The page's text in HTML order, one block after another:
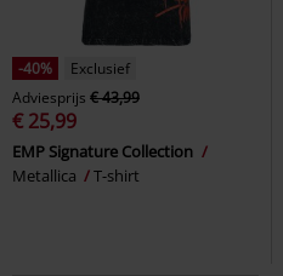
-40%
Exclusief
Adviesprijs € 43,99
€ 25,99
EMP Signature Collection
Metallica
T-shirt